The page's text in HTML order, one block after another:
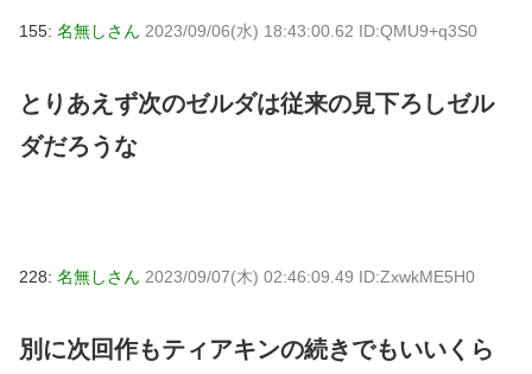
155: 名無しさん 2023/09/06(水) 18:43:00.62 ID:QMU9+q3S0
とりあえず次のゼルダは従来の見下ろしゼル
ダだろうな
228: 名無しさん 2023/09/07(木) 02:46:09.49 ID:ZxwkME5H0
別に次回作もティアキンの続きでもいいくら